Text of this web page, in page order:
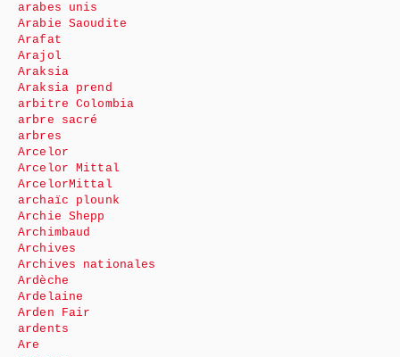
arabes unis
Arabie Saoudite
Arafat
Arajol
Araksia
Araksia prend
arbitre Colombia
arbre sacré
arbres
Arcelor
Arcelor Mittal
ArcelorMittal
archaïc plounk
Archie Shepp
Archimbaud
Archives
Archives nationales
Ardèche
Ardelaine
Arden Fair
ardents
Are